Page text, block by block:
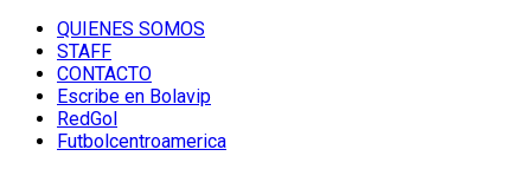
QUIENES SOMOS
STAFF
CONTACTO
Escribe en Bolavip
RedGol
Futbolcentroamerica